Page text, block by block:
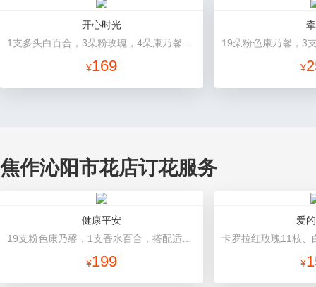
开心时光
¥169 ¥
焦作沁阳市花店订花服务
健康平安
¥199
爱
¥